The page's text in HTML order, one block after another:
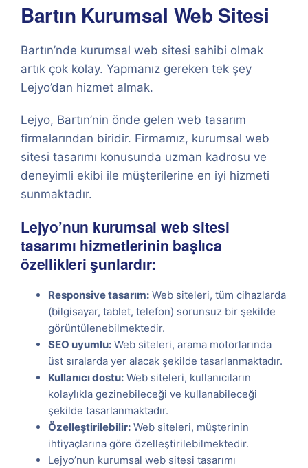
Bartın Kurumsal Web Sitesi
Bartın’nde kurumsal web sitesi sahibi olmak
artık çok kolay. Yapmanız gereken tek şey
Lejyo’dan hizmet almak.
Lejyo, Bartın’nin önde gelen web tasarım
firmalarından biridir. Firmamız, kurumsal web
sitesi tasarımı konusunda uzman kadrosu ve
deneyimli ekibi ile müşterilerine en iyi hizmeti
sunmaktadır.
Lejyo’nun kurumsal web sitesi
tasarımı hizmetlerinin başlıca
özellikleri şunlardır:
Responsive tasarım: Web siteleri, tüm cihazlarda
(bilgisayar, tablet, telefon) sorunsuz bir şekilde
görüntülenebilmektedir.
SEO uyumlu: Web siteleri, arama motorlarında
üst sıralarda yer alacak şekilde tasarlanmaktadır.
Kullanıcı dostu: Web siteleri, kullanıcıların
kolaylıkla gezinebileceği ve kullanabileceği
şekilde tasarlanmaktadır.
Özelleştirilebilir: Web siteleri, müşterinin
ihtiyaçlarına göre özelleştirilebilmektedir.
Lejyo’nun kurumsal web sitesi tasarımı